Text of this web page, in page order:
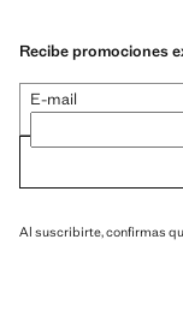
Recibe promociones
E-mail
Al suscribirte, confirmas